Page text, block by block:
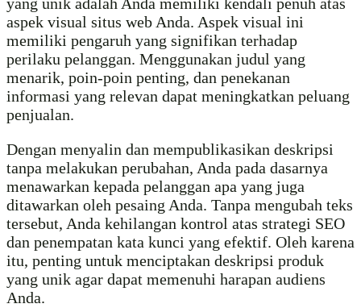
yang unik adalah Anda memiliki kendali penuh atas
aspek visual situs web Anda. Aspek visual ini
memiliki pengaruh yang signifikan terhadap
perilaku pelanggan. Menggunakan judul yang
menarik, poin-poin penting, dan penekanan
informasi yang relevan dapat meningkatkan peluang
penjualan.
Dengan menyalin dan mempublikasikan deskripsi
tanpa melakukan perubahan, Anda pada dasarnya
menawarkan kepada pelanggan apa yang juga
ditawarkan oleh pesaing Anda. Tanpa mengubah teks
tersebut, Anda kehilangan kontrol atas strategi SEO
dan penempatan kata kunci yang efektif. Oleh karena
itu, penting untuk menciptakan deskripsi produk
yang unik agar dapat memenuhi harapan audiens
Anda.